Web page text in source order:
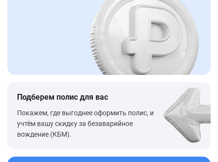
Подберем полис для вас
Покажем, где выгоднее оформить полис, и
учтём вашу скидку за безаварийное
вождение (КБМ).